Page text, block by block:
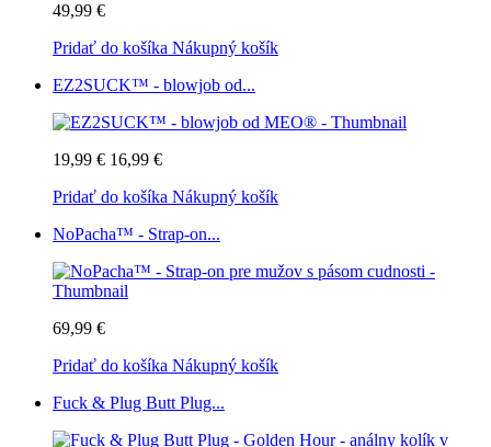
49,99 €
Pridať do košíka Nákupný košík
EZ2SUCK™ - blowjob od...
19,99 € 16,99 €
Pridať do košíka Nákupný košík
NoPacha™ - Strap-on...
69,99 €
Pridať do košíka Nákupný košík
Fuck & Plug Butt Plug...